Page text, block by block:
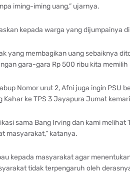
iming-iming uang,” ujarnya.
kepada warga yang dijumpainya
yang membagikan uang sebaiknya
gara-gara Rp 500 ribu kita memilih
Nomor urut 2, Afni juga ingin PSU
Kahar ke TPS 3 Jayapura Jumat
sama Bang Irving dan kami
masyarakat,” katanya.
kepada masyarakat agar
tidak terpengaruh oleh